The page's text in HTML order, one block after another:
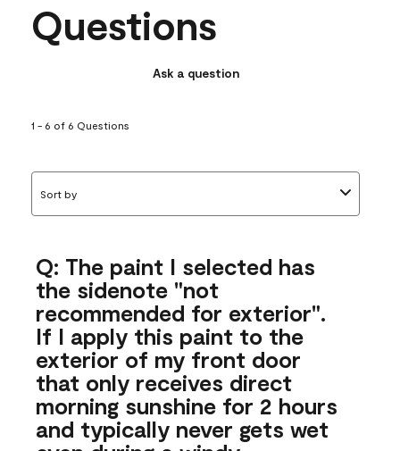
Questions
Ask a question
1 - 6 of 6 Questions
Sort by
Q: The paint I selected has
the sidenote "not
recommended for exterior".
If I apply this paint to the
exterior of my front door
that only receives direct
morning sunshine for 2 hours
and typically never gets wet